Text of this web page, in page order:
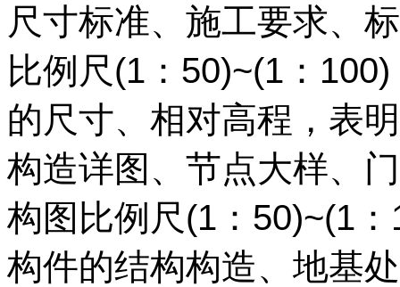
尺寸标准、施工要求、
比例尺(1：50)~(1：
的尺寸、相对高程，表
构造详图、节点大样、
构图比例尺(1：50)~(1
构件的结构构造、地基